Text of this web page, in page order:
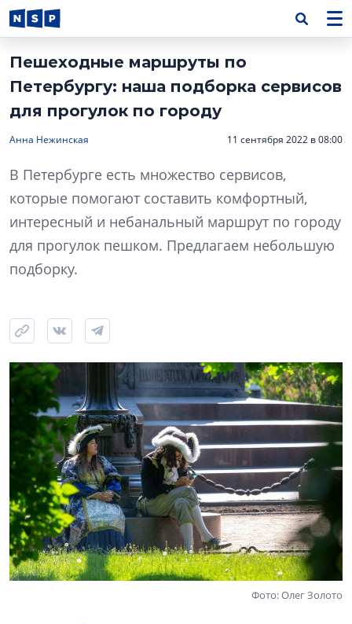
Пешеходные маршруты по
Петербургу: наша подборка сервисов
для прогулок по городу
Анна Нежинская 11 сентября 2022 в 08:00
В Петербурге есть множество сервисов,
которые помогают составить комфортный,
интересный и небанальный маршрут по городу
для прогулок пешком. Предлагаем небольшую
подборку.
Фото: Олег Золото